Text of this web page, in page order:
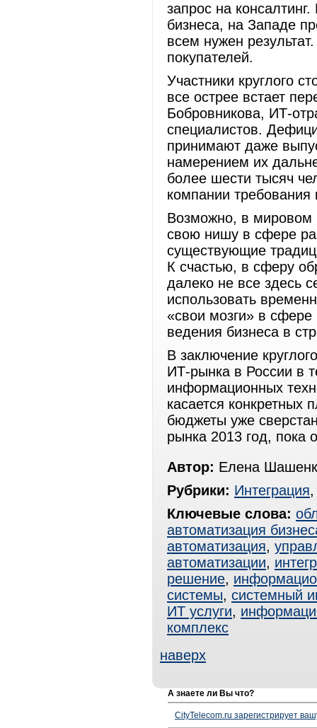
запрос на
бизнеса, на Западе
всем нужен
покупателей.
Участники круглого
все острее встает
Бобровникова, ИТ-
специалистов.
принимают даже
намерением их
более шести тысяч
компании
Возможно, в мировом
свою нишу в сфере
существующие
К счастью, в сферу
далеко не все здесь
использовать
«свои мозги» в сфере
ведения бизнеса в
В заключение
ИТ-рынка в России в
информационных
касается конкретных
бюджеты уже
рынка 2013 год, пока
Автор: Елена
Рубрики: Интеграция
Ключевые слова:
автоматизация
автоматизация,
автоматизации,
решение,
системы, системный
ИТ услуги,
комплекс
наверх
А знаете ли Вы что?
CityTelecom.ru зарегистрирует